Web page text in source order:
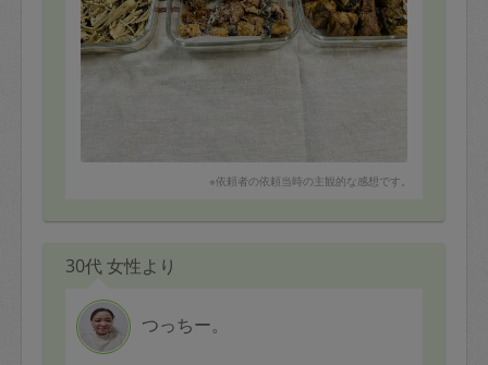
※依頼者の依頼当時の主観的な感想です。
30代 女性より
つっちー。